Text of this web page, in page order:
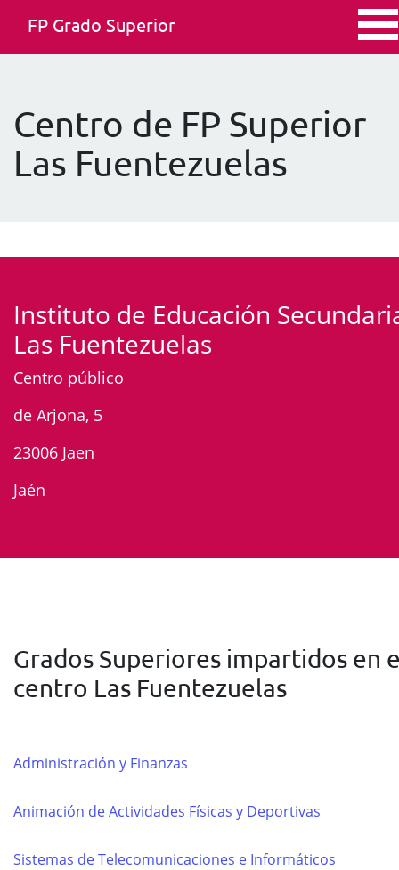
FP Grado Superior
Centro de FP Superior
Las Fuentezuelas
Instituto de Educación
Las Fuentezuelas
Centro público
de Arjona, 5
23006 Jaen
Jaén
Grados Superiores impartidos en
centro Las Fuentezuelas
Administración y Finanzas
Animación de Actividades Físicas y Deportivas
Sistemas de Telecomunicaciones e Informáticos